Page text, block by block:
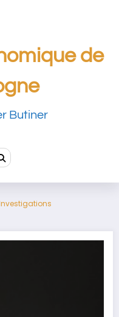
de
Butiner